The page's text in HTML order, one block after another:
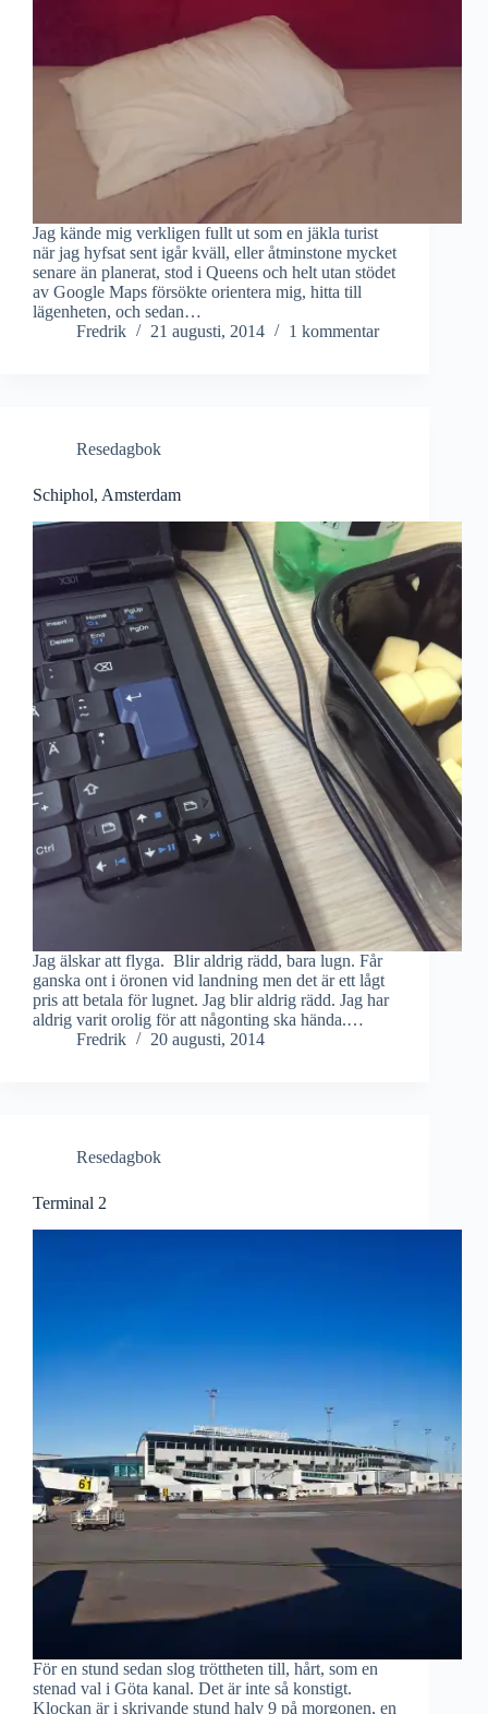
Jag kände mig verkligen fullt ut som en jäkla turist
när jag hyfsat sent igår kväll, eller åtminstone mycket
senare än planerat, stod i Queens och helt utan stödet
av Google Maps försökte orientera mig, hitta till
lägenheten, och sedan…
Fredrik
21 augusti, 2014 1 kommentar
Resedagbok
Schiphol, Amsterdam
Jag älskar att flyga. Blir aldrig rädd, bara lugn. Får
ganska ont i öronen vid landning men det är ett lågt
pris att betala för lugnet. Jag blir aldrig rädd. Jag har
aldrig varit orolig för att någonting ska hända.…
Fredrik
20 augusti, 2014
Resedagbok
Terminal 2
För en stund sedan slog tröttheten till, hårt, som en
stenad val i Göta kanal. Det är inte så konstigt.
Klockan är i skrivande stund halv 9 på morgonen, en